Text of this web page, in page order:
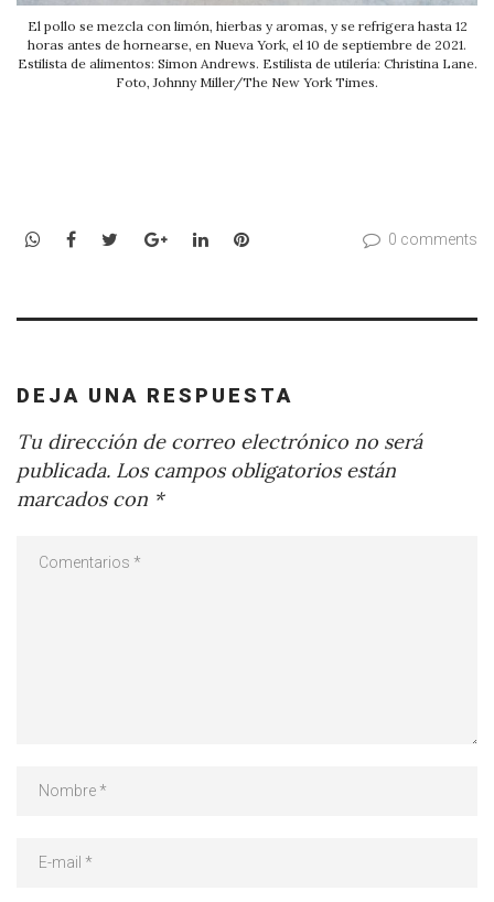
El pollo se mezcla con limón, hierbas y aromas, y se refrigera hasta 12
horas antes de hornearse, en Nueva York, el 10 de septiembre de 2021.
Estilista de alimentos: Simon Andrews. Estilista de utilería: Christina Lane.
Foto, Johnny Miller/The New York Times.
WhatsApp
Facebook
TwitterGoogle+LinkedInPinterest 0 comments
DEJA UNA RESPUESTA
Tu dirección de correo electrónico no será
publicada. Los campos obligatorios están
marcados con *